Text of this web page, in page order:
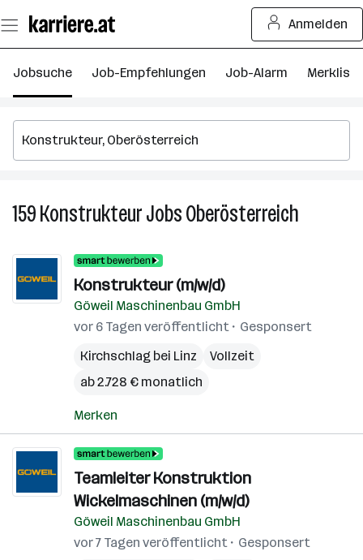
Seiteninhalt
springen
Anmelden
Jobsuche Job-Empfehlungen Job-Alarm Merkliste
159KonstrukteurJobsOberösterreich
Konstrukteur (m/w/d)
Göweil Maschinenbau GmbH
vor 6 Tagen veröffentlicht
Gesponsert
Kirchschlag bei Linz
Vollzeit
ab 2.728 € monatlich
Merken
Teamleiter Konstruktion
Wickelmaschinen (m/w/d)
Göweil Maschinenbau GmbH
vor 7 Tagen veröffentlicht
Gesponsert